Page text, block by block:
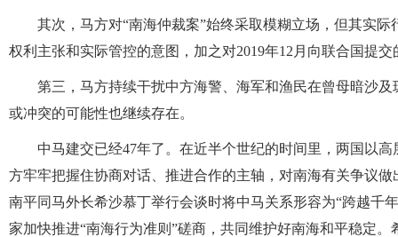
其次，马方对“南海仲裁案”始终采取模糊立场，但其实
权利主张和实际管控的意图，加之对2019年12月向联合国提
第三，马方持续干扰中方海警、海军和渔民在曾母暗沙
或冲突的可能性也继续存在。
中马建交已经47年了。在近半个世纪的时间里，两国以
方牢牢把握住协商对话、推进合作的主轴，对南海有关争议
南平同马外长希沙慕丁举行会谈时将中马关系形容为“跨越千
家加快推进“南海行为准则”磋商，共同维护好南海和平稳定